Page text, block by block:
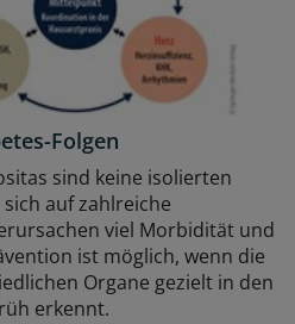
Folgen
sind keine isolierten
auf zahlreiche
viel Morbidität und
ist möglich, wenn die
Organe gezielt in den
erkennt.